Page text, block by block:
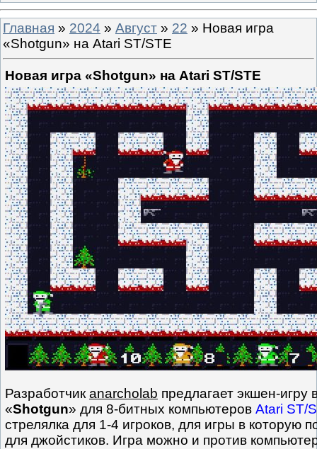
Главная » 2024 » Август » 22 » Новая игра
«Shotgun» на Atari ST/STE
Новая игра «Shotgun» на Atari ST/STE
Разработчикanarcholab предлагает экшен-
«Shotgun» для 8-битных компьютеров Atari ST/
стрелялка для 1-4 игроков, для игры в которую
для джойстиков. Игра можно и против